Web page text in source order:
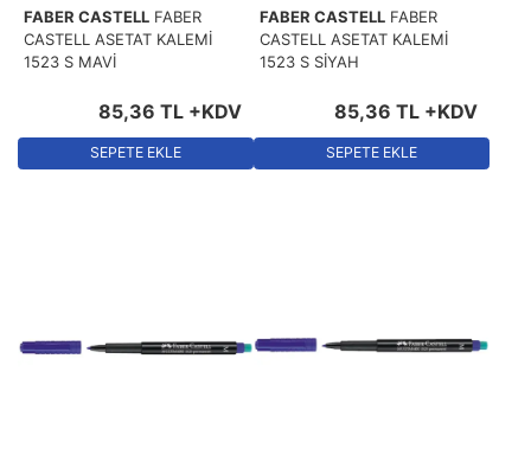
FABER CASTELL FABER
CASTELL ASETAT KALEMİ
1523 S MAVİ
85,36 TL +KDV
SEPETE EKLE
FABER CASTELL FABER
CASTELL ASETAT KALEMİ
1523 S SİYAH
85,36 TL +KDV
SEPETE EKLE